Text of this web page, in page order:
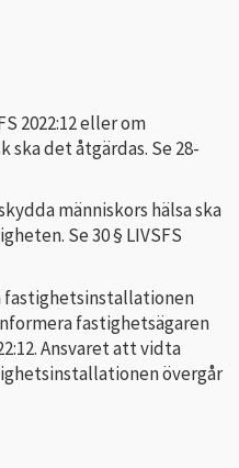
2022:12 eller om
det åtgärdas. Se 28-
människors hälsa ska
Se 30 § LIVSFS
fastighetsinstallationen
fastighetsägaren
Ansvaret att vidta
övergår